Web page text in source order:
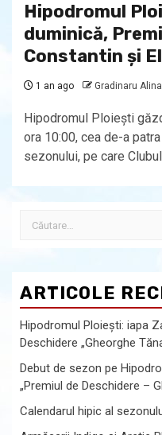
Hipodromul
duminică,
Constantin şi
1 an ago Gradinaru Alina
Hipodromul Ploieşti
ora 10:00, cea de-a
sezonului, pe care
ARTICOLE
Hipodromul Ploieşti: iapa
Deschidere „Gheorghe
Debut de sezon pe
„Premiul de Deschidere –
Calendarul hipic al